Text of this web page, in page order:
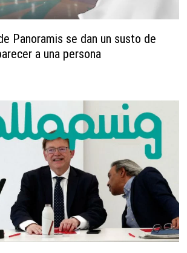
Panoramis se dan un susto de
a una persona